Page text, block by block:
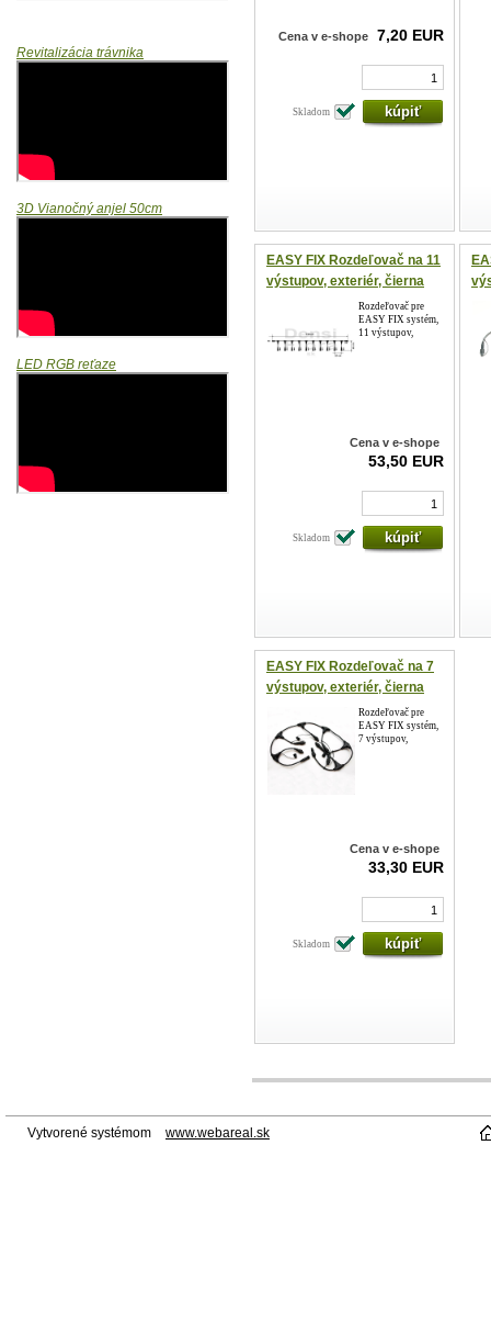
Revitalizácia trávnika
3D Vianočný anjel 50cm
LED RGB reťaze
Cena v e-shope 7,20 EUR
Skladom
EASY FIX Rozdeľovač na 11
výstupov, exteriér, čierna
Rozdeľovač pre
EASY FIX systém,
11 výstupov,
Cena v e-shope
53,50 EUR
Skladom
EASY FIX Rozdeľovač na 7
výstupov, exteriér, čierna
Rozdeľovač pre
EASY FIX systém,
7 výstupov,
Cena v e-shope
33,30 EUR
Skladom
Vytvorené systémom www.webareal.sk